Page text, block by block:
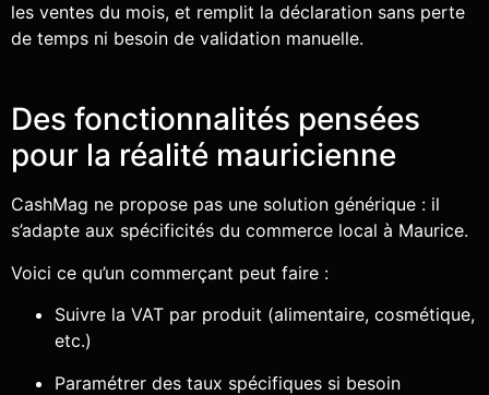
les ventes du mois, et remplit la déclaration sans perte
de temps ni besoin de validation manuelle.
Des fonctionnalités pensées
pour la réalité mauricienne
CashMag ne propose pas une solution générique : il
s’adapte aux spécificités du commerce local à Maurice.
Voici ce qu’un commerçant peut faire :
Suivre la VAT par produit (alimentaire, cosmétique,
etc.)
Paramétrer des taux spécifiques si besoin